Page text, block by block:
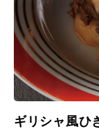
ギリシャ風ひ